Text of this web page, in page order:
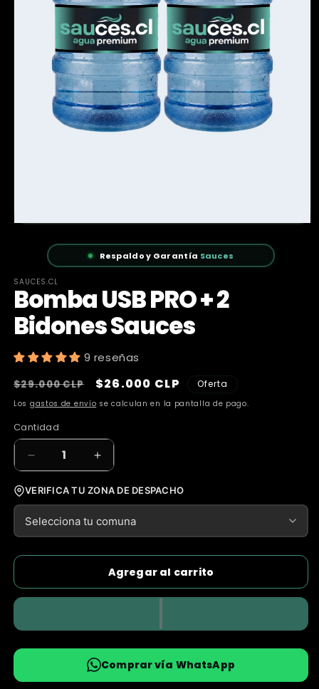
Respaldo y Garantía Sauces
SAUCES.CL
Bomba USB PRO + 2
Bidones Sauces
9 reseñas
Precio
habitual
$29.000 CLP
Precio
de
$26.000 CLP Oferta
Los gastos de envío se calculan en la pantalla de pago.
Cantidad
Cantidad
Reducir
cantidad
para
Bomba
USB
PRO
Sauces
Aumentar
cantidad
para
Bomba
USB
PRO
Bidones
Sauces
VERIFICA TU ZONA DE DESPACHO
Agregar al carrito
Comprar vía WhatsApp